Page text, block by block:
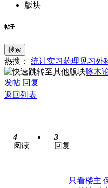
版块
帖子
搜索
热搜： 统计实习药理 见习外
啄木
发帖 回复
返回列表
4
阅读
3
回复
只看楼主